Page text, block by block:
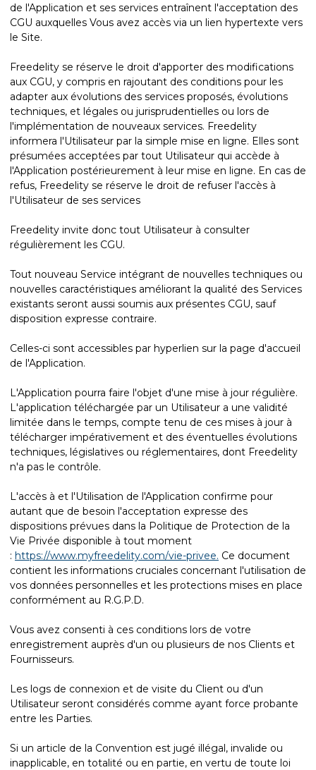
de l'Application et ses services entraînent l'acceptation des
CGU auxquelles Vous avez accès via un lien hypertexte vers
le Site.
Freedelity se réserve le droit d'apporter des modifications
aux CGU, y compris en rajoutant des conditions pour les
adapter aux évolutions des services proposés, évolutions
techniques, et légales ou jurisprudentielles ou lors de
l'implémentation de nouveaux services. Freedelity
informera l'Utilisateur par la simple mise en ligne. Elles sont
présumées acceptées par tout Utilisateur qui accède à
l'Application postérieurement à leur mise en ligne. En cas de
refus, Freedelity se réserve le droit de refuser l'accès à
l'Utilisateur de ses services
Freedelity invite donc tout Utilisateur à consulter
régulièrement les CGU.
Tout nouveau Service intégrant de nouvelles techniques ou
nouvelles caractéristiques améliorant la qualité des Services
existants seront aussi soumis aux présentes CGU, sauf
disposition expresse contraire.
Celles-ci sont accessibles par hyperlien sur la page d'accueil
de l'Application.
L'Application pourra faire l'objet d'une mise à jour régulière.
L'application téléchargée par un Utilisateur a une validité
limitée dans le temps, compte tenu de ces mises à jour à
télécharger impérativement et des éventuelles évolutions
techniques, législatives ou réglementaires, dont Freedelity
n'a pas le contrôle.
L'accès à et l'Utilisation de l'Application confirme pour
autant que de besoin l'acceptation expresse des
dispositions prévues dans la Politique de Protection de la
Vie Privée disponible à tout moment
: https://www.myfreedelity.com/vie-privee. Ce document
contient les informations cruciales concernant l'utilisation de
vos données personnelles et les protections mises en place
conformément au R.G.P.D.
Vous avez consenti à ces conditions lors de votre
enregistrement auprès d'un ou plusieurs de nos Clients et
Fournisseurs.
Les logs de connexion et de visite du Client ou d'un
Utilisateur seront considérés comme ayant force probante
entre les Parties.
Si un article de la Convention est jugé illégal, invalide ou
inapplicable, en totalité ou en partie, en vertu de toute loi